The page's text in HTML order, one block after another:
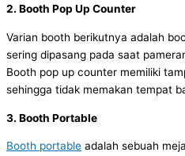
2. Booth Pop Up Counter
Varian booth berikutnya adalah
sering dipasang pada saat
Booth pop up counter memiliki
sehingga tidak memakan tempat
3. Booth Portable
Booth portable adalah sebuah